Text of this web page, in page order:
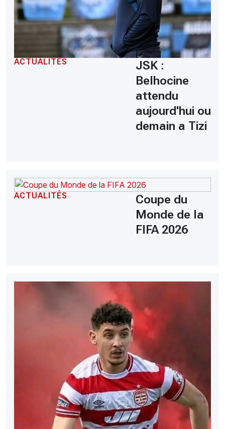
ACTUALITÉS
JSK :
Belhocine
attendu
aujourd'hui ou
demain a Tizi
ACTUALITÉS
Coupe du
Monde de la
FIFA 2026